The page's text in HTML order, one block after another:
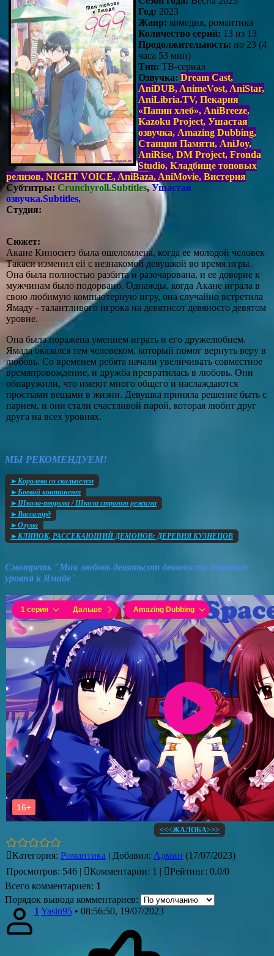
Год: 2023
Жанр: комедия, романтика
Количество серий: 13 из 13
Продолжительность: по 23 (4
часа 53 мин)
Тип: ТВ-сериал
Озвучка: Dream Cast,
AniDUB, AnimeVost, AniStar,
AniLibria.TV, Пекарня
«Папин хлеб», AniBreeze,
Kazoku Project, Ушастая
озвучка, Amazing Dubbing,
Станция Памяти, AniJoy,
AniRise, DM Project, Fronda
Studio, Кладбище топовых
релизов, NIGHT VOICE, AniBaza, AniMovie, Вистерия
Субтитры: Crunchyroll.Subtitles,Ушастая
озвучка.Subtitles,
Студия:
Сюжет:
Акане Киноситэ была ошеломлена, когда ее молодой человек
Такаси изменил ей с незнакомой девушкой во время игры.
Она была полностью разбита и разочарована, и ее доверие к
мужчинам было подорвано. Однажды, когда Акане играла в
свою любимую компьютерную игру, она случайно встретила
Ямаду - талантливого игрока на девятисот девяносто девятом
уровне.
Она была поражена умением играть и его дружелюбием.
Ямада оказался тем человеком, который помог вернуть веру в
любовь. Со временем ребята начали увеличивать совместное
времяпровождение, и дружба превратилась в любовь. Они
обнаружили, что имеют много общего и наслаждаются
простыми вещами в жизни. Девушка приняла решение быть с
парнем, и они стали счастливой парой, которая любит друг
друга на всех уровнях.
МЫ РЕКОМЕНДУЕМ!
►Королева со скальпелем
►Боевой континент
►Школа-тюрьма / Школа строгого режима
►Вассалорд
►Озума
►КЛИНОК, РАССЕКАЮЩИЙ ДЕМОНОВ: ДЕРЕВНЯ КУЗНЕЦОВ
Смотреть "Моя любовь девятьсот девяносто девятого
уровня к Ямаде"
<<<ЖАЛОБА>>>
Категория: Романтика | Добавил: Админ (17/07/2023)
Просмотров: 546 | Комментарии: 1 | Рейтинг: 0.0/0
Всего комментариев: 1
Порядок вывода комментариев:
1 Yasin95 • 08:56:50, 19/07/2023